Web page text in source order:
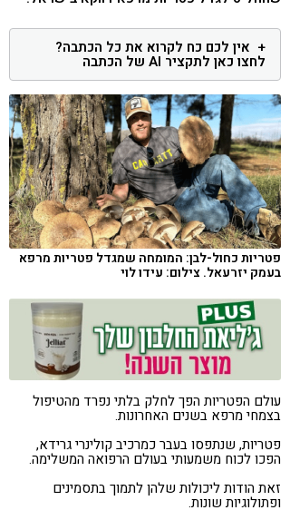
אין לכם כח לקרוא את כל הכתבה?
לחצו כאן לתקציר AI של הכתבה
פטריות כחול-לבן: המומחה שמגדל פטריות מרפא
בעמק יזרעאל. צילום: עידו לוי
עולם הפטריות הפך לחלק בלתי נפרד מהטיפול
בצמחי מרפא בשנים האחרונות.
פטריות, שנתפסו בעבר כמרכיב קולינרי גרידא,
הפכו לכוח משמעותי בעולם הרפואה המשלימה.
זאת הודות ליכולות שלהן לתמוך בתסמינים
ופתולוגיות שונות.